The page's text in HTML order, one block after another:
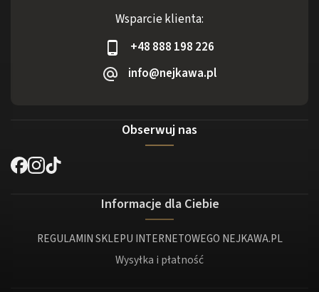
Wsparcie klienta:
+48 888 198 226
info@nejkawa.pl
Obserwuj nas
Informacje dla Ciebie
REGULAMIN SKLEPU INTERNETOWEGO NEJKAWA.PL
Wysyłka i płatność